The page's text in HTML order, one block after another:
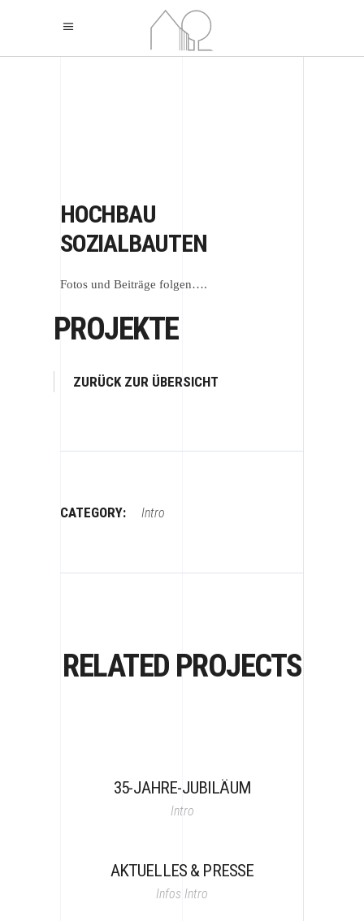
HOCHBAU
SOZIALBAUTEN
Fotos und Beiträge folgen….
PROJEKTE
ZURÜCK ZUR ÜBERSICHT
CATEGORY: Intro
RELATED PROJECTS
35-JAHRE-JUBILÄUM
Intro
AKTUELLES & PRESSE
Infos Intro